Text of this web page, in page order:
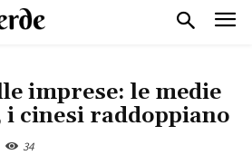
imprese: le medie
i cinesi raddoppiano
34